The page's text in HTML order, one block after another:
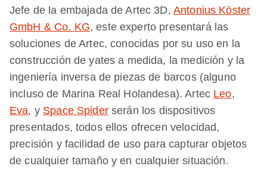
Jefe de la embajada de Artec 3D, Antonius Köster
GmbH & Co. KG, este experto presentará las
soluciones de Artec, conocidas por su uso en la
construcción de yates a medida, la medición y la
ingeniería inversa de piezas de barcos (alguno
incluso de Marina Real Holandesa). Artec Leo,
Eva, y Space Spiderserán los dispositivos
presentados, todos ellos ofrecen velocidad,
precisión y facilidad de uso para capturar objetos
de cualquier tamaño y en cualquier situación.